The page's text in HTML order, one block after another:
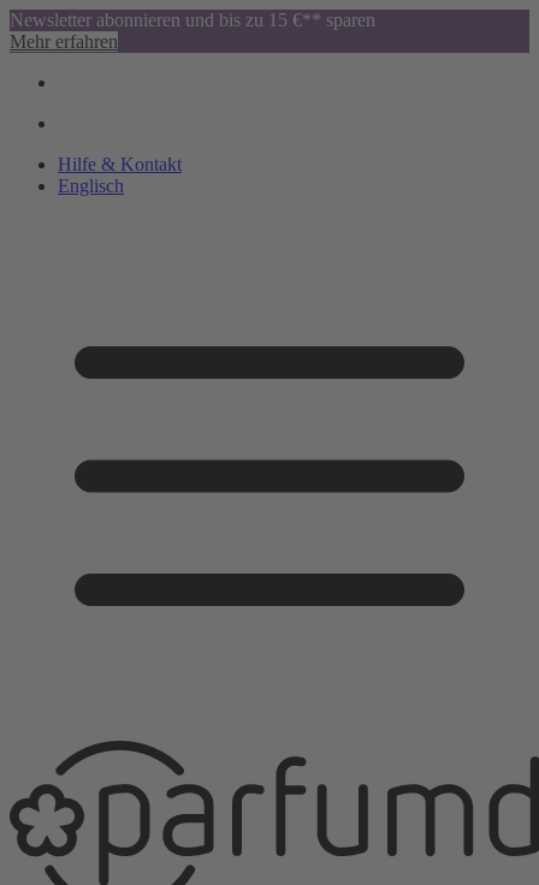
Newsletter abonnieren und bis zu 15 €** sparen
Mehr erfahren
Hilfe & Kontakt
Englisch